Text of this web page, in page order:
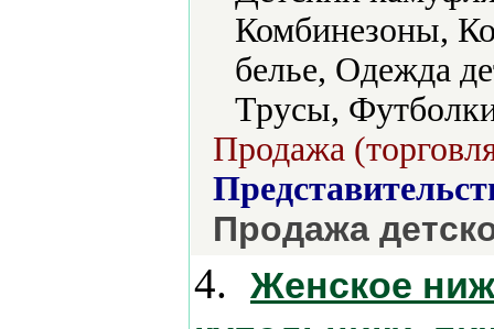
Комбинезоны,
белье, Одежда
Трусы,
Продажа
Продажа
4.
Женское